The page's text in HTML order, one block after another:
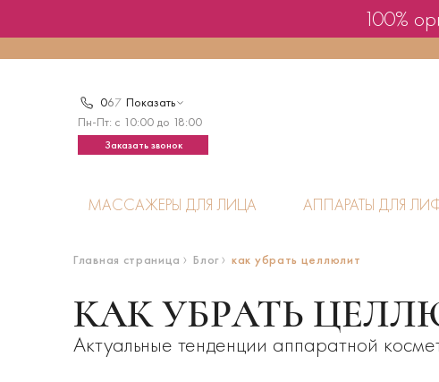
100%
067 Показать
Пн-Пт: с 10:00 до 18:00
Заказать звонок
МАССАЖЕРЫ ДЛЯ ЛИЦА АППАРАТЫ ДЛЯ
Главная страница Блог как убрать целлюлит
КАК УБРАТЬ
Актуальные тенденции аппаратной